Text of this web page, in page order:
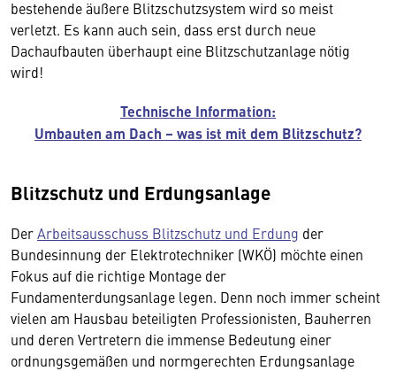
bestehende äußere Blitzschutzsystem wird so meist
verletzt. Es kann auch sein, dass erst durch neue
Dachaufbauten überhaupt eine Blitzschutzanlage nötig
wird!
Technische Information:
Umbauten am Dach – was ist mit dem Blitzschutz?
Blitzschutz und Erdungsanlage
DerArbeitsausschuss Blitzschutz und Erdung der
Bundesinnung der Elektrotechniker (WKÖ) möchte einen
Fokus auf die richtige Montage der
Fundamenterdungsanlage legen. Denn noch immer scheint
vielen am Hausbau beteiligten Professionisten, Bauherren
und deren Vertretern die immense Bedeutung einer
ordnungsgemäßen und normgerechten Erdungsanlage